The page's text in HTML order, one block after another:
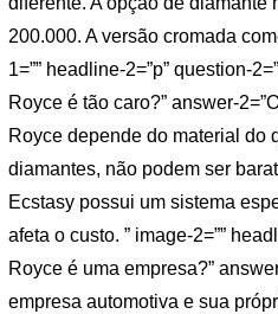
200.000. A versão cromada
1=”” headline-2=”p” question-
Royce é tão caro?” answer-
Royce depende do material do
diamantes, não podem ser
Ecstasy possui um sistema
afeta o custo. ” image-2=””
Royce é uma empresa?”
empresa automotiva e sua